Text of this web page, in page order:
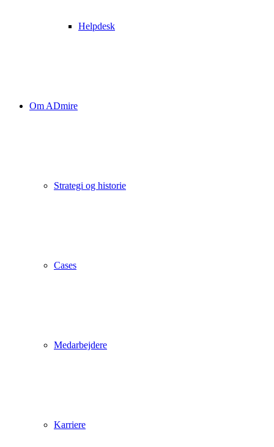
Helpdesk
Om ADmire
Strategi og historie
Cases
Medarbejdere
Karriere